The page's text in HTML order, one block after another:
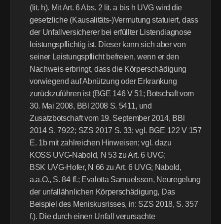
(lit. h). Mit Art. 6 Abs. 2 lit. a bis h UVG wird die
gesetzliche (Kausalitäts-)Vermutung statuiert, dass
der Unfallversicherer bei erfüllter Listendiagnose
leistungspflichtig ist. Dieser kann sich aber von
seiner Leistungspflicht befreien, wenn er den
Nachweis erbringt, dass die Körperschädigung
vorwiegend auf Abnützung oder Erkrankung
zurückzuführen ist (BGE 146 V 51; Botschaft vom
30. Mai 2008, BBl 2008 S. 5411, und
Zusatzbotschaft vom 19. September 2014, BBl
2014 S. 7922; SZS 2017 S. 33; vgl. BGE 122 V 157
E. 1b mit zahlreichen Hinweisen; vgl. dazu
KOSS UVG-Nabold, N 53 zu Art. 6 UVG;
BSK UVG-Hofer, N 66 zu Art. 6 UVG; Nabold,
a.a.O., S. 84 ff.; Evalotta Samuelsson, Neuregelung
der unfallähnlichen Körperschädigung, Das
Beispiel des Meniskusrisses, in: SZS 2018, S. 357
f.). Die durch einen Unfall verursachte